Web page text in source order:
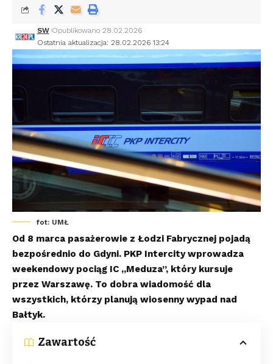
Ostatnia aktualizacja: 28.02.2026 13:24
SW Opublikowano 28.02.2026
fot: UMŁ
Od 8 marca pasażerowie z Łodzi Fabrycznej pojadą
bezpośrednio do Gdyni. PKP Intercity wprowadza
weekendowy pociąg IC „Meduza”, który kursuje
przez Warszawę. To dobra wiadomość dla
wszystkich, którzy planują wiosenny wypad nad
Bałtyk.
Zawartość